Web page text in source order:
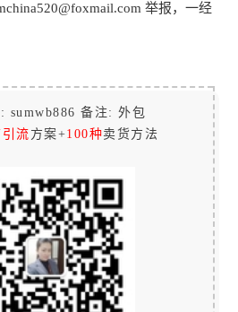
举报，一经
sumwb886 备注: 外包
流 方案+100种卖货方法